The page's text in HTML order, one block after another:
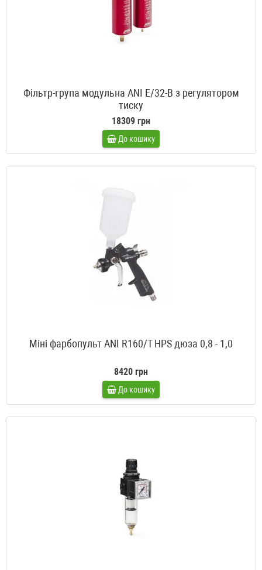
Фільтр-група модульна ANI E/32-B з регулятором
тиску
18309 грн
До кошику
Міні фарбопульт ANI R160/T HPS дюза 0,8 - 1,0
8420 грн
До кошику